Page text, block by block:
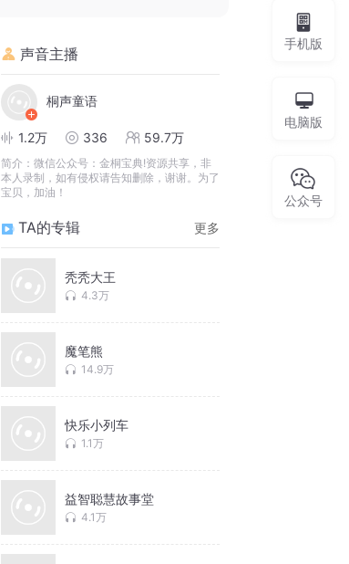
声音主播
桐声童语
1.2万 336 59.7万
简介： 微信公众号：金桐宝典!资源共享，非
本人录制，如有侵权请告知删除，谢谢。为了
宝贝，加油！
TA的专辑 更多
秃秃大王
4.3万
魔笔熊
14.9万
快乐小列车
1.1万
益智聪慧故事堂
4.1万
手机版
电脑版
公众号